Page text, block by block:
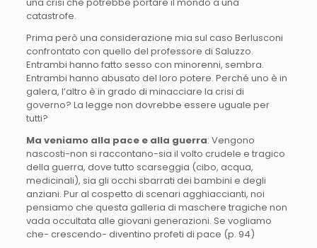
catastrofe.
Prima però una considerazione mia sul caso Berlusconi
confrontato con quello del professore di Saluzzo.
Entrambi hanno fatto sesso con minorenni, sembra.
Entrambi hanno abusato del loro potere. Perché uno è in
galera, l’altro è in grado di minacciare la crisi di
governo? La legge non dovrebbe essere uguale per
tutti?
Ma veniamo alla pace e alla guerra: Vengono
nascosti-non si raccontano-sia il volto crudele e tragico
della guerra, dove tutto scarseggia (cibo, acqua,
medicinali), sia gli occhi sbarrati dei bambini e degli
anziani. Pur al cospetto di scenari agghiaccianti, noi
pensiamo che questa galleria di maschere tragiche non
vada occultata alle giovani generazioni. Se vogliamo
che- crescendo- diventino profeti di pace (p. 94)